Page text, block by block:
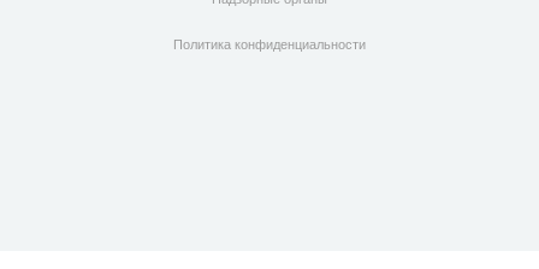
Политика конфиденциальности